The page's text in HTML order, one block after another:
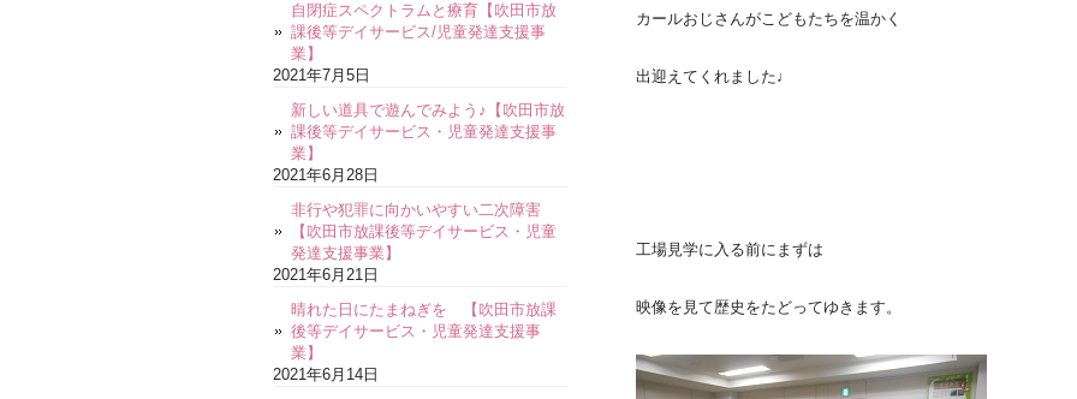
カールおじさんがこどもたちを温かく
出迎えてくれました♩
工場見学に入る前にまずは
映像を見て歴史をたどってゆきます。
自閉症スペクトラムと療育【吹田市放
課後等デイサービス/児童発達支援事
業】
2021年7月5日
新しい道具で遊んでみよう♪【吹田市放
課後等デイサービス・児童発達支援事
業】
2021年6月28日
非行や犯罪に向かいやすい二次障害
【吹田市放課後等デイサービス・児童
発達支援事業】
2021年6月21日
晴れた日にたまねぎを 【吹田市放課
後等デイサービス・児童発達支援事
業】
2021年6月14日